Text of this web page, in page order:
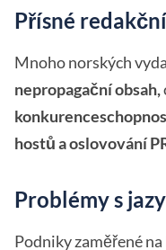
Přísné
Mnoho norských
nepropagační obsah,
hostů a oslovování
Problémy s
Podniky zaměřené